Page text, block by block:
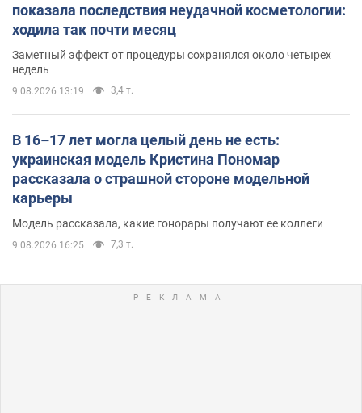
показала последствия неудачной косметологии:
ходила так почти месяц
Заметный эффект от процедуры сохранялся около четырех
недель
9.08.2026 13:19 3,4 т.
В 16–17 лет могла целый день не есть:
украинская модель Кристина Пономар
рассказала о страшной стороне модельной
карьеры
Модель рассказала, какие гонорары получают ее коллеги
9.08.2026 16:25 7,3 т.